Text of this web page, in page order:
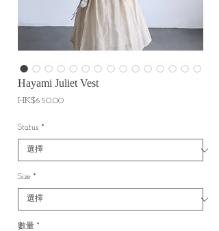
Hayami Juliet Vest
HK$650.00價
Status *
Size *
數量 *